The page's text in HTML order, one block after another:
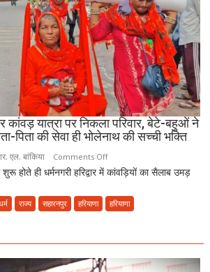
हिन्द
की
अपील,
‘अपने
मोहल्ले
की
मस्जिद
में
पढ़ें
नमाज,
ही
कांवड़ यात्रा पर निकला परिवार, बेटे-बहुओं ने
पिता की सेवा ही भोलेनाथ की सच्ची भक्ति
एल. बांकिया Comments Offon
मां
पालकी
यात्रा
होते ही धर्मनगरी हरिद्वार में कांवड़ियों का सैलाब उमड़
राज्य सहारनपुर हरियाणा हरियाणा